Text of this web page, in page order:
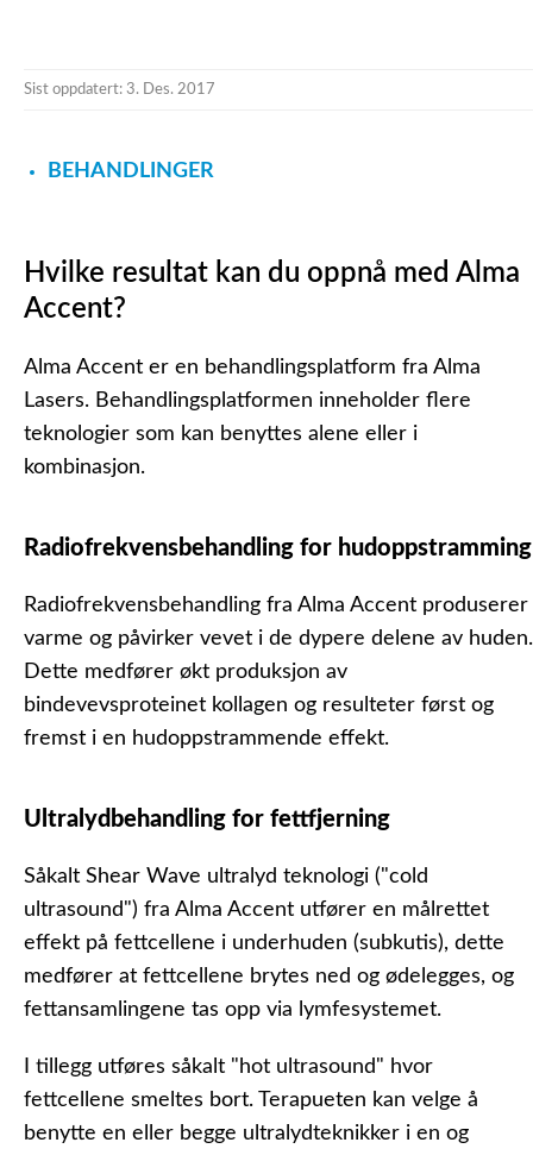
Sist oppdatert: 3. Des. 2017
BEHANDLINGER
Hvilke resultat kan du oppnå med Alma
Accent?
Alma Accent er en behandlingsplatform fra Alma
Lasers. Behandlingsplatformen inneholder flere
teknologier som kan benyttes alene eller i
kombinasjon.
Radiofrekvensbehandling for hudoppstramming
Radiofrekvensbehandling fra Alma Accent produserer
varme og påvirker vevet i de dypere delene av huden.
Dette medfører økt produksjon av
bindevevsproteinet kollagen og resulteter først og
fremst i en hudoppstrammende effekt.
Ultralydbehandling for fettfjerning
Såkalt Shear Wave ultralyd teknologi ("cold
ultrasound") fra Alma Accent utfører en målrettet
effekt på fettcellene i underhuden (subkutis), dette
medfører at fettcellene brytes ned og ødelegges, og
fettansamlingene tas opp via lymfesystemet.
I tillegg utføres såkalt "hot ultrasound" hvor
fettcellene smeltes bort. Terapueten kan velge å
benytte en eller begge ultralydteknikker i en og